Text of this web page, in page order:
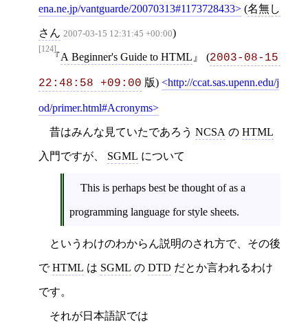
ena.ne.jp/vantguarde/20070313#1173728433 (名無し
さん 2007-03-15 12:31:45 +00:00)
[124]
A Beginner's Guide to HTML (2003-08-15
22:48:58 +09:00 版) http://ccat.sas.upenn.edu/j
od/primer.html#Acronyms
昔はみんな見ていたであろう NCSA の HTML
入門ですが、 SGML について
This is perhaps best be thought of as a
programming language for style sheets.
というわけのわからん説明のされ方で、その後
でHTML は SGML の DTD だとか言われるわけ
です。
それが日本語訳では